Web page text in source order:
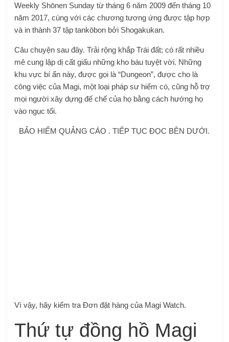
Weekly Shōnen Sunday từ tháng 6 năm 2009 đến tháng 10
năm 2017, cùng với các chương tương ứng được tập hợp
và in thành 37 tập tankōbon bởi Shogakukan.
Câu chuyện sau đây. Trải rộng khắp Trái đất; có rất nhiều
mê cung lập dị cất giấu những kho báu tuyệt vời. Những
khu vực bí ẩn này, được gọi là “Dungeon”, được cho là
công việc của Magi, một loại pháp sư hiếm có, cũng hỗ trợ
mọi người xây dựng đế chế của họ bằng cách hướng họ
vào ngục tối.
BẢO HIỂM QUẢNG CÁO . TIẾP TỤC ĐỌC BÊN DƯỚI.
Vì vậy, hãy kiểm tra Đơn đặt hàng của Magi Watch.
Thứ tự đồng hồ Magi